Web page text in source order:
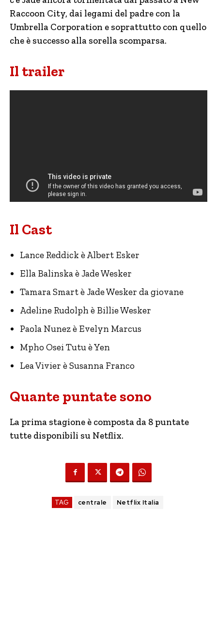
Raccoon City, dai legami del padre con la
Umbrella Corporation e soprattutto con quello
che è successo alla sorella scomparsa.
Il trailer
Il Cast
Lance Reddick è Albert Esker
Ella Balinska è Jade Wesker
Tamara Smart è Jade Wesker da giovane
Adeline Rudolph è Billie Wesker
Paola Nunez è Evelyn Marcus
Mpho Osei Tutu è Yen
Lea Vivier è Susanna Franco
Quante puntate sono
La prima stagione è composta da 8 puntate
tutte disponibili su Netflix.
TAG centrale Netflix Italia